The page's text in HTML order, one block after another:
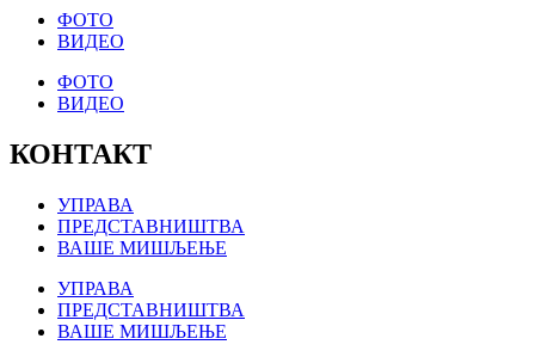
ФОТО
ВИДЕО
ФОТО
ВИДЕО
КОНТАКТ
УПРАВА
ПРЕДСТАВНИШТВА
ВАШЕ МИШЉЕЊЕ
УПРАВА
ПРЕДСТАВНИШТВА
ВАШЕ МИШЉЕЊЕ